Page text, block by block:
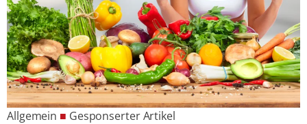
Allgemein ■ Gesponserter Artikel